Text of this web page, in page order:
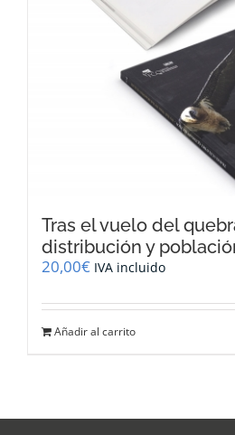
Tras el vuelo del
distribución y
20,00€ IVA incluido
Añadir al carrito